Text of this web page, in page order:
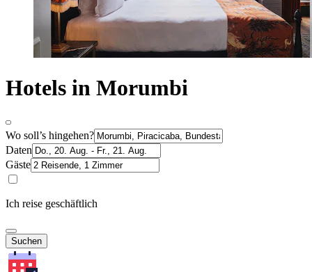
Hotels in Morumbi
Wo soll’s hingehen?
Daten
Gäste
Ich reise geschäftlich
Suchen